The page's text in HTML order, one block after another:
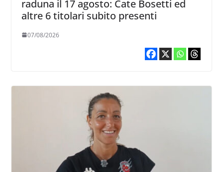
raduna il 17 agosto: Cate Bosetti ed
altre 6 titolari subito presenti
07/08/2026